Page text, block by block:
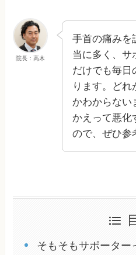
院長：高木
手首の痛みを
当に多く、サ
だけでも毎日
ります。どれ
かわからない
かえって悪化
ので、ぜひ参
そもそもサポーター